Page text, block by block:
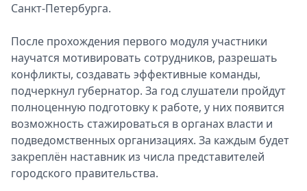
Санкт-Петербурга.
После прохождения первого модуля участники
научатся мотивировать сотрудников, разрешать
конфликты, создавать эффективные команды,
подчеркнул губернатор. За год слушатели пройдут
полноценную подготовку к работе, у них появится
возможность стажироваться в органах власти и
подведомственных организациях. За каждым будет
закреплён наставник из числа представителей
городского правительства.